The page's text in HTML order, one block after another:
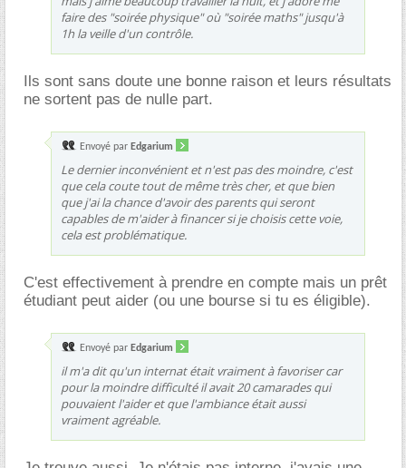
faire des "soirée physique" où "soirée maths" jusqu'à
1h la veille d'un contrôle.
Ils sont sans doute une bonne raison et leurs résultats
ne sortent pas de nulle part.
Envoyé par Edgarium
Le dernier inconvénient et n'est pas des moindre, c'est
que cela coute tout de même très cher, et que bien
que j'ai la chance d'avoir des parents qui seront
capables de m'aider à financer si je choisis cette voie,
cela est problématique.
C'est effectivement à prendre en compte mais un prêt
étudiant peut aider (ou une bourse si tu es éligible).
Envoyé par Edgarium
il m'a dit qu'un internat était vraiment à favoriser car
pour la moindre difficulté il avait 20 camarades qui
pouvaient l'aider et que l'ambiance était aussi
vraiment agréable.